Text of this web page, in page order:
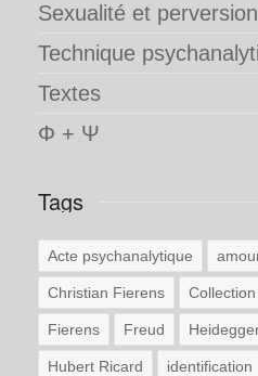
Sexualité et perversion
Technique
Textes
Φ + Ψ
Tags
Acte psychanalytique
Christian Fierens Collection
Fierens Freud
Hubert Ricard identification